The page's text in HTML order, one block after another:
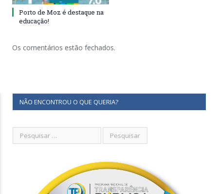
Porto de Moz é destaque na
educação!
Os comentários estão fechados.
NÃO ENCONTROU O QUE QUERIA?